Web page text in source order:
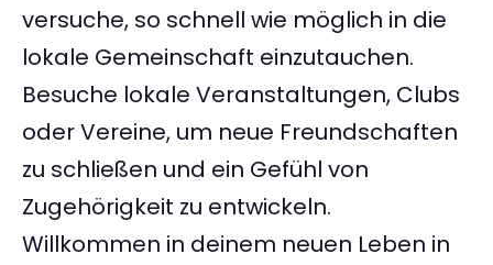
versuche, so schnell wie möglich in die
lokale Gemeinschaft einzutauchen.
Besuche lokale Veranstaltungen, Clubs
oder Vereine, um neue Freundschaften
zu schließen und ein Gefühl von
Zugehörigkeit zu entwickeln.
Willkommen in deinem neuen Leben in